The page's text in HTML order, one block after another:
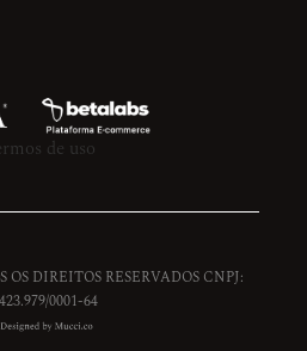
de uso
OS DIREITOS RESERVADOS CNPJ:
0001-64